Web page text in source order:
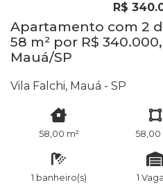
R$
Apartamento com 2
58 m² por R$
Mauá/SP
Vila Falchi, Mauá - SP
58,00 m² 58,00
1 banheiro(s) 1